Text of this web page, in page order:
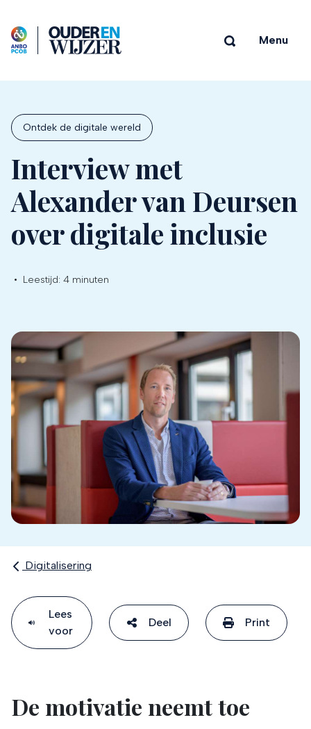
Menu
Ontdek de digitale wereld
Interview met
Alexander van Deursen
over digitale inclusie
• Leestijd: 4 minuten
Digitalisering
Lees
voor
Deel Print
De motivatie neemt toe